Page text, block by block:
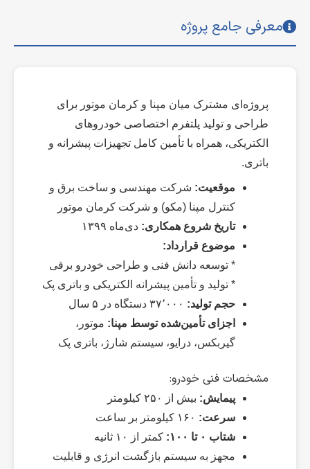
معرفی جامع پروژه
پروژه‌ای مشترک میان مپنا و کرمان موتور برای
طراحی و تولید پلتفرم اختصاصی خودروهای
الکتریکی، همراه با تأمین کامل تجهیزات پیشرانه و
باتری.
موقعیت: شرکت مهندسی و ساخت برق و
کنترل مپنا (مکو) و شرکت کرمان موتور
تاریخ شروع همکاری: دی‌ماه ۱۳۹۹
موضوع قرارداد:
* توسعه دانش فنی و طراحی خودرو برقی
* تولید و تأمین پیشرانه الکتریکی و باتری پک
حجم تولید:
اجزای تأمین‌شده توسط مپنا: موتور،
گیربکس، درایو، سیستم شارژ، باتری پک
مشخصات فنی خودرو:
پیمایش: بیش از ۲۵۰ کیلومتر
سرعت:
شتاب ۰ تا ۱۰۰:
کمتر از ۱۰ ثانیه
مجهز به سیستم بازگشت انرژی و قابلیت